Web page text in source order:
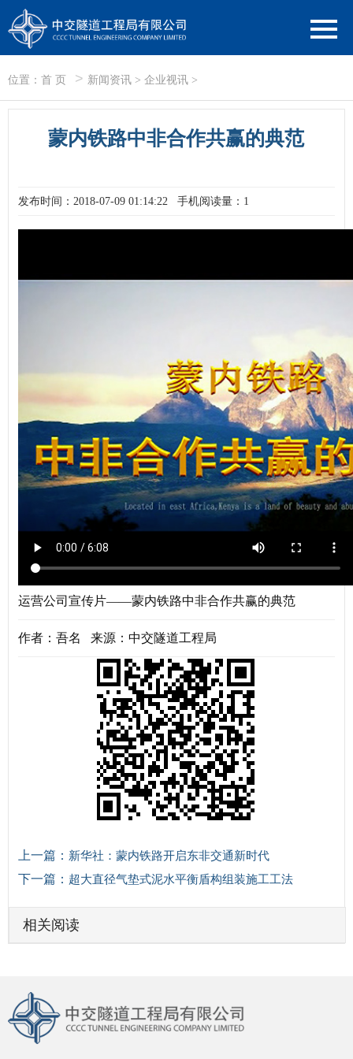
位置： 首 页 > 新闻资讯 > 企业视讯 >
蒙内铁路中非合作共赢的典范
发布时间：2018-07-09 01:14:22 手机阅读量：1
运营公司宣传片——蒙内铁路中非合作共赢的典范
作者：吾名 来源：中交隧道工程局
上一篇： 新华社：蒙内铁路开启东非交通新时代
下一篇： 超大直径气垫式泥水平衡盾构组装施工工法
相关阅读